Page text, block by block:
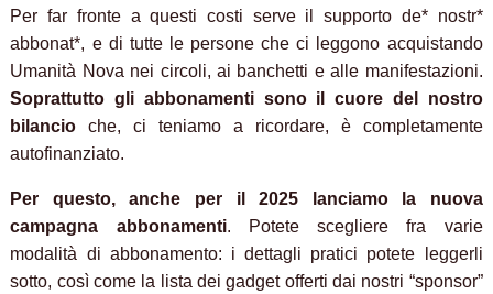
Per far fronte a questi costi serve il supporto de* nostr*
abbonat*, e di tutte le persone che ci leggono acquistando
Umanità Nova nei circoli, ai banchetti e alle manifestazioni.
Soprattutto gli abbonamenti sono il cuore del nostro
bilancioche, ci teniamo a ricordare, è completamente
autofinanziato.
Per questo, anche per il 2025 lanciamo la nuova
campagna abbonamenti. Potete scegliere fra varie
modalità di abbonamento: i dettagli pratici potete leggerli
sotto, così come la lista dei gadget offerti dai nostri “sponsor”